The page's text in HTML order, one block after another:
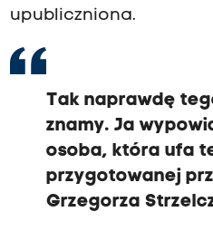
upubliczniona.
Tak naprawdę
znamy. Ja
osoba, która ufa
przygotowanej
Grzegorza